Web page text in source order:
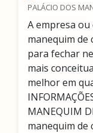
PALÁCIO DOS
A empresa
manequim
para fechar
mais
melhor em
MANEQUIM
manequim de